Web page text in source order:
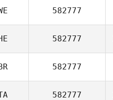
582777
582777
582777
582777